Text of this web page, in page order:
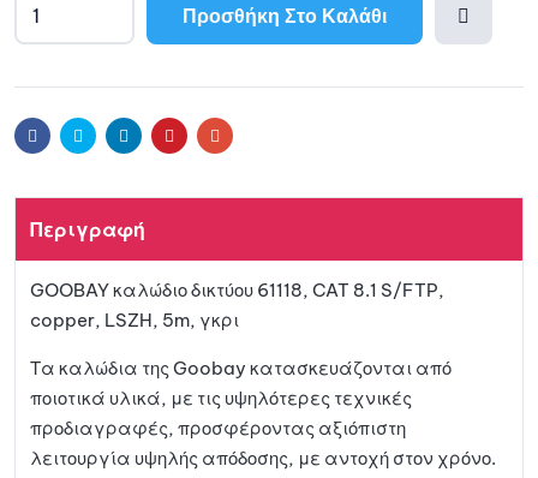
Προσθήκη Στο Καλάθι
αγαπη
μένων
FacebookTwitter LinkedinPinterestEmail
Περιγραφή
GOOBAY καλώδιο δικτύου 61118, CAT 8.1 S/FTP,
copper, LSZH, 5m, γκρι
Τα καλώδια της Goobay κατασκευάζονται από
ποιοτικά υλικά, με τις υψηλότερες τεχνικές
προδιαγραφές, προσφέροντας αξιόπιστη
λειτουργία υψηλής απόδοσης, με αντοχή στον χρόνο.